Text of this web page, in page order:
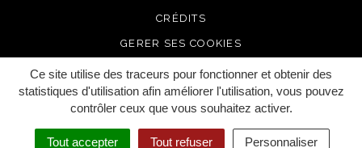
Ce site utilise des traceurs pour fonctionner et obtenir des
statistiques d'utilisation afin améliorer l'utilisation, vous pouvez
contrôler ceux que vous souhaitez activer.
Tout accepter Tout refuser Personnaliser
CRÉDITS
GERER SES COOKIES